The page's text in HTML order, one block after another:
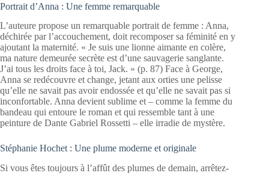
Portrait d’Anna : Une femme remarquable
L’auteure propose un remarquable portrait de femme : Anna,
déchirée par l’accouchement, doit recomposer sa féminité en y
ajoutant la maternité. « Je suis une lionne aimante en colère,
ma nature demeurée secrète est d’une sauvagerie sanglante.
J’ai tous les droits face à toi, Jack. » (p. 87) Face à George,
Anna se redécouvre et change, jetant aux orties une pelisse
qu’elle ne savait pas avoir endossée et qu’elle ne savait pas si
inconfortable. Anna devient sublime et – comme la femme du
bandeau qui entoure le roman et qui ressemble tant à une
peinture de Dante Gabriel Rossetti – elle irradie de mystère.
Stéphanie Hochet : Une plume moderne et originale
Si vous êtes toujours à l’affût des plumes de demain, arrêtez-